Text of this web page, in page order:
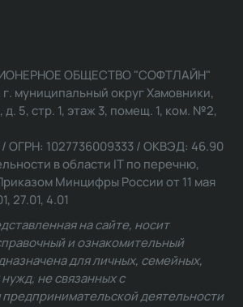
ОБЩЕСТВО "СОФТЛАЙН"
г. муниципальный округ Хамовники,
д. 5, стр. 1, этаж 3, помещ. 1, ком. №2,
ОГРН: 1027736009333 / ОКВЭД: 46.90
в области IT по перечню,
Минцифры России от 11 мая
27.01, 4.01
на сайте, носит
и ознакомительный
для личных, семейных,
не связанных с
деятельности